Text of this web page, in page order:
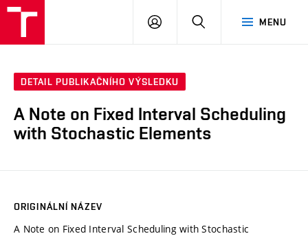
MENU
PŘIHLÁSIT
DETAIL PUBLIKAČNÍHO VÝSLEDKU
A Note on Fixed Interval Scheduling
with Stochastic Elements
ORIGINÁLNÍ NÁZEV
A Note on Fixed Interval Scheduling with Stochastic